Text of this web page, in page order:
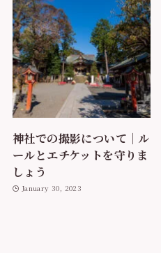
神社での撮影について｜ル
ールとエチケットを守りま
しょう
January 30, 2023